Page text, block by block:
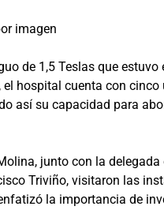
imagen
de 1,5 Teslas que
hospital cuenta con
así su capacidad para
junto con la
Triviño, visitaron las
la importancia de